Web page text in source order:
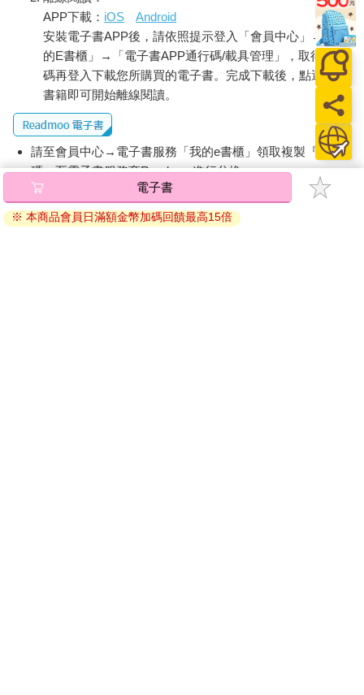
APP下載： iOS
Android
安裝電子書APP後，請依照提示登入「會員中心」→「我
的E書櫃」→「電子書APP通行碼/載具管理」，取得通行
碼再登入下載您所購買的電子書。完成下載後，點選任一
書籍即可開始離線閱讀。
請至會員中心→電子書服務「我的e書櫃」領取複製『兌換
碼』至電子書服務商Readmoo進行兌換。
退換貨須知：
因版權保護，您在金石堂所購買的電子書僅能以金石堂專屬
電子書
※ 本商品會員日滿額金幣加碼回饋最高15倍